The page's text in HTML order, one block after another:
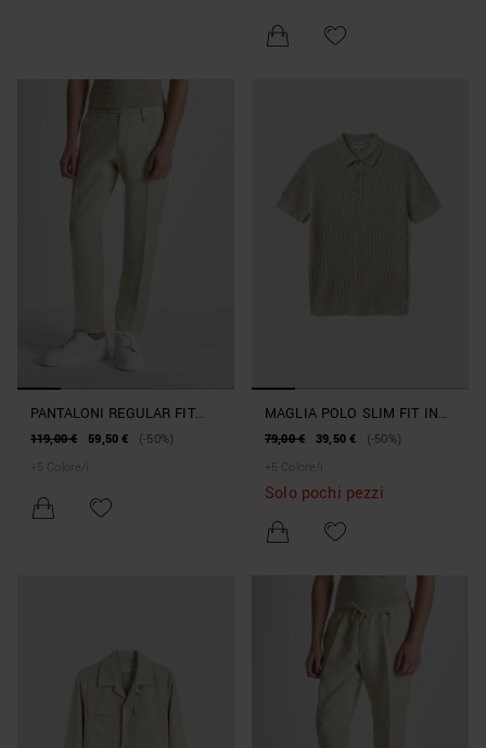
PANTALONI REGULAR FIT
"JULIAN" IN MISTO LINO
119,00 € 59,50 €
(-50%)
+ 5 Colore/i
MAGLIA POLO SLIM FIT IN
MORBIDO MISTO LINO E
79,00 € 39,50 €
(-50%)
+ 5 Colore/i
Solo pochi pezzi